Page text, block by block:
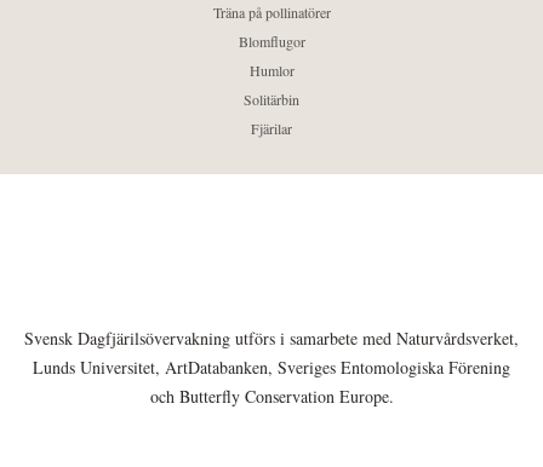
Träna på pollinatörer
Blomflugor
Humlor
Solitärbin
Fjärilar
Svensk Dagfjärilsövervakning utförs i samarbete med Naturvårdsverket,
Lunds Universitet, ArtDatabanken, Sveriges Entomologiska Förening
och Butterfly Conservation Europe.